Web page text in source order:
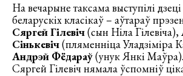
На вечарыне таксама выступілі дзеці
беларускіх класікаў – аўтараў
Сяргей Гілевіч(сын Ніла Гілевіча),
Сінькевіч(пляменніца Уладзіміра
Андрэй Фёдараў(унук Янкі
Сяргей Гілевіч нямала ўспомніў